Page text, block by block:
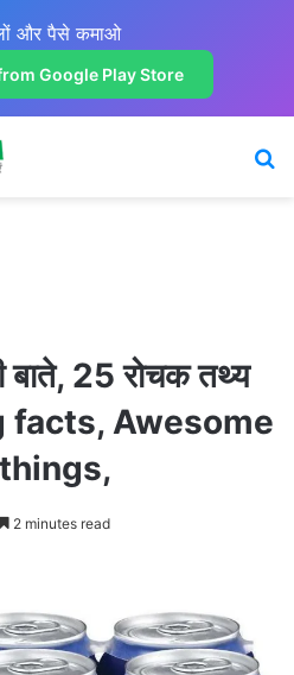
और पैसे कमाओ
Google Play Store
बाते, 25 रोचक तथ्य
facts, Awesome
2 minutes read